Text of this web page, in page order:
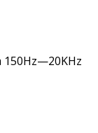
150Hz—20KHz